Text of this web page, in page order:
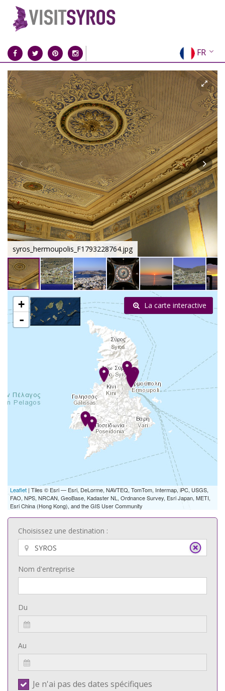
FR
EN
EL
DE
IT
ES
RU
CN
syros_hermoupolis_F1793228764.jpg
+
-
Leaflet | Tiles © Esri — Esri, DeLorme, NAVTEQ, TomTom, Intermap, iPC, USGS,
FAO, NPS, NRCAN, GeoBase, Kadaster NL, Ordnance Survey, Esri Japan, METI,
Esri China (Hong Kong), and the GIS User Community
La carte interactive
Choisissez une destination :
Nom d'entreprise
Du
Au
Je n'ai pas des dates spécifiques